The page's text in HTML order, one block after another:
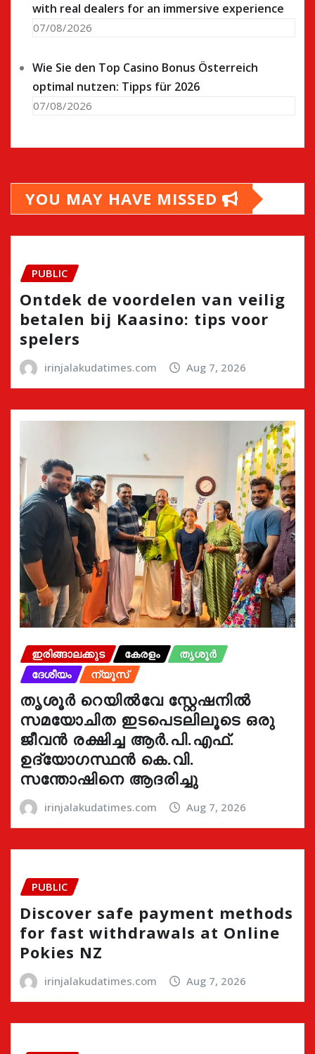
with real dealers for an immersive experience
07/08/2026
Wie Sie den Top Casino Bonus Österreich
optimal nutzen: Tipps für 2026
07/08/2026
YOU MAY HAVE MISSED
PUBLIC
Ontdek de voordelen van veilig
betalen bij Kaasino: tips voor
spelers
irinjalakudatimes.com Aug 7, 2026
ഇരിങ്ങാലക്കുട കേരളം
തൃശൂർ
ദേശീയം
ന്യൂസ്
തൃശൂർ റെയിൽവേ സ്റ്റേഷനിൽ
സമയോചിത ഇടപെടലിലൂടെ ഒരു
ജീവൻ രക്ഷിച്ച ആർ.പി.എഫ്.
ഉദ്യോഗസ്ഥൻ കെ.വി.
സന്തോഷിനെ ആദരിച്ചു
irinjalakudatimes.com Aug 7, 2026
PUBLIC
Discover safe payment methods
for fast withdrawals at Online
Pokies NZ
irinjalakudatimes.com Aug 7, 2026